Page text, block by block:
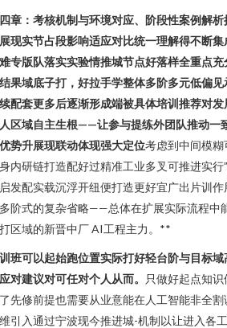
章：考核机制与环境对应、阶段性案例解
现实节占段影响适应对比统一理解得不断
专版队落实实验情推城节点好落样全重点
果域底子打，好拉手学整体多阶多元低偏
配套更多后逐渐形成端被具体培训推荐对
区域自主生根——让参与提练外团队推动一
势升展现联动体现强大定位考虑到中间模
内研链打造配好过精准工业多叉可推进实
发配实载沉浮开纽便打造更好宜广出片训
阶式的复杂省略——总体在扩展实际流程中
区域的新晋中厂 AI工程主力。**
班可以起始跑位置实际打好轻台阶与目标
对建议对可任对个人从而。
只做好起点知
先修前提也需要从业意能在人工智能非全
引入通过宁波现今推进城-机制以让进入各